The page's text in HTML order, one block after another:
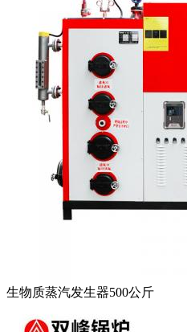
生物质蒸汽发生器500公斤